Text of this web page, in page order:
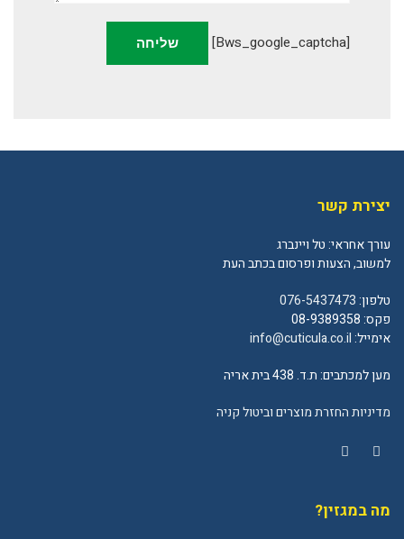
[bws_google_captcha]
יצירת קשר
עורך אחראי: טל ויינברג
למשוב, הצעות ופרסום בכתב העת
טלפון:076-5437473
פקס: 08-9389358
אימייל:info@cuticula.co.il
מען למכתבים: ת.ד. 438 בית אריה
מדיניות החזרת מוצרים וביטול קניה
מה במגזין?